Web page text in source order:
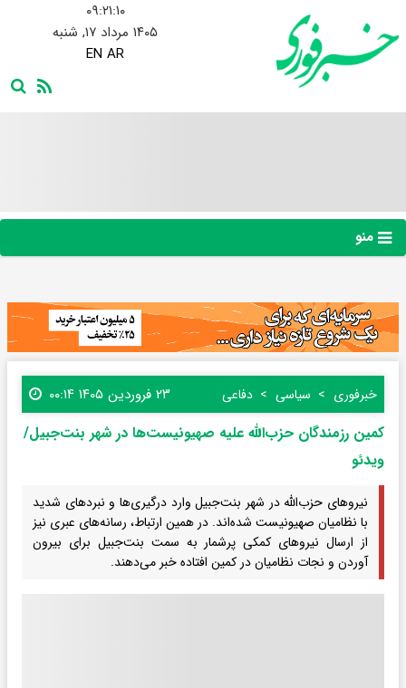
۰۹:۲۱:۱۰
۱۴۰۵ مرداد ۱۷, شنبه
EN AR
منو
خبرفوری سیاسی دفاعی ۲۳ فروردین ۱۴۰۵ ۰۰:۱۴
کمین رزمندگان حزب‌الله علیه صهیونیست‌ها در شهر بنت‌جبیل/
ویدئو
نیروهای حزب‌الله در شهر بنت‌جبیل وارد درگیری‌ها و نبردهای شدید
با نظامیان صهیونیست شده‌اند. در همین ارتباط، رسانه‌های عبری نیز
از ارسال نیروهای کمکی پرشمار به سمت بنت‌جبیل برای بیرون
آوردن و نجات نظامیان در کمین افتاده خبر می‌دهند.